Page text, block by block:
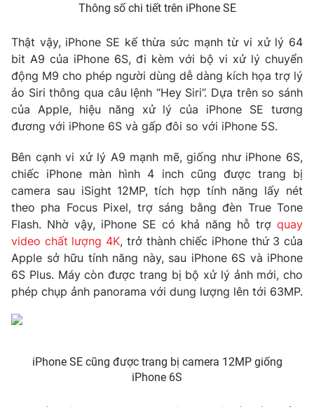
VTV Money VTV Thể thao
VTV Sức khoẻ Bất động sản
Thị trường 24h Tấm lòng Việt
VTV4 Vươn mình bằng AI
VTV9 VTV8
Liên hệ tòa soạn English
Thông số chi tiết trên iPhone SE
Thật vậy, iPhone SE kế thừa sức mạnh từ vi xử lý 64
bit A9 của iPhone 6S, đi kèm với bộ vi xử lý chuyển
động M9 cho phép người dùng dễ dàng kích họa trợ lý
ảo Siri thông qua câu lệnh “Hey Siri”. Dựa trên so sánh
của Apple, hiệu năng xử lý của iPhone SE tương
đương với iPhone 6S và gấp đôi so với iPhone 5S.
Bên cạnh vi xử lý A9 mạnh mẽ, giống như iPhone 6S,
chiếc iPhone màn hình 4 inch cũng được trang bị
camera sau iSight 12MP, tích hợp tính năng lấy nét
theo pha Focus Pixel, trợ sáng bằng đèn True Tone
Flash. Nhờ vậy, iPhone SE có khả năng hỗ trợ quay
video chất lượng 4K, trở thành chiếc iPhone thứ 3 của
Apple sở hữu tính năng này, sau iPhone 6S và iPhone
6S Plus. Máy còn được trang bị bộ xử lý ảnh mới, cho
phép chụp ảnh panorama với dung lượng lên tới 63MP.
iPhone SE cũng được trang bị camera 12MP giống
iPhone 6S